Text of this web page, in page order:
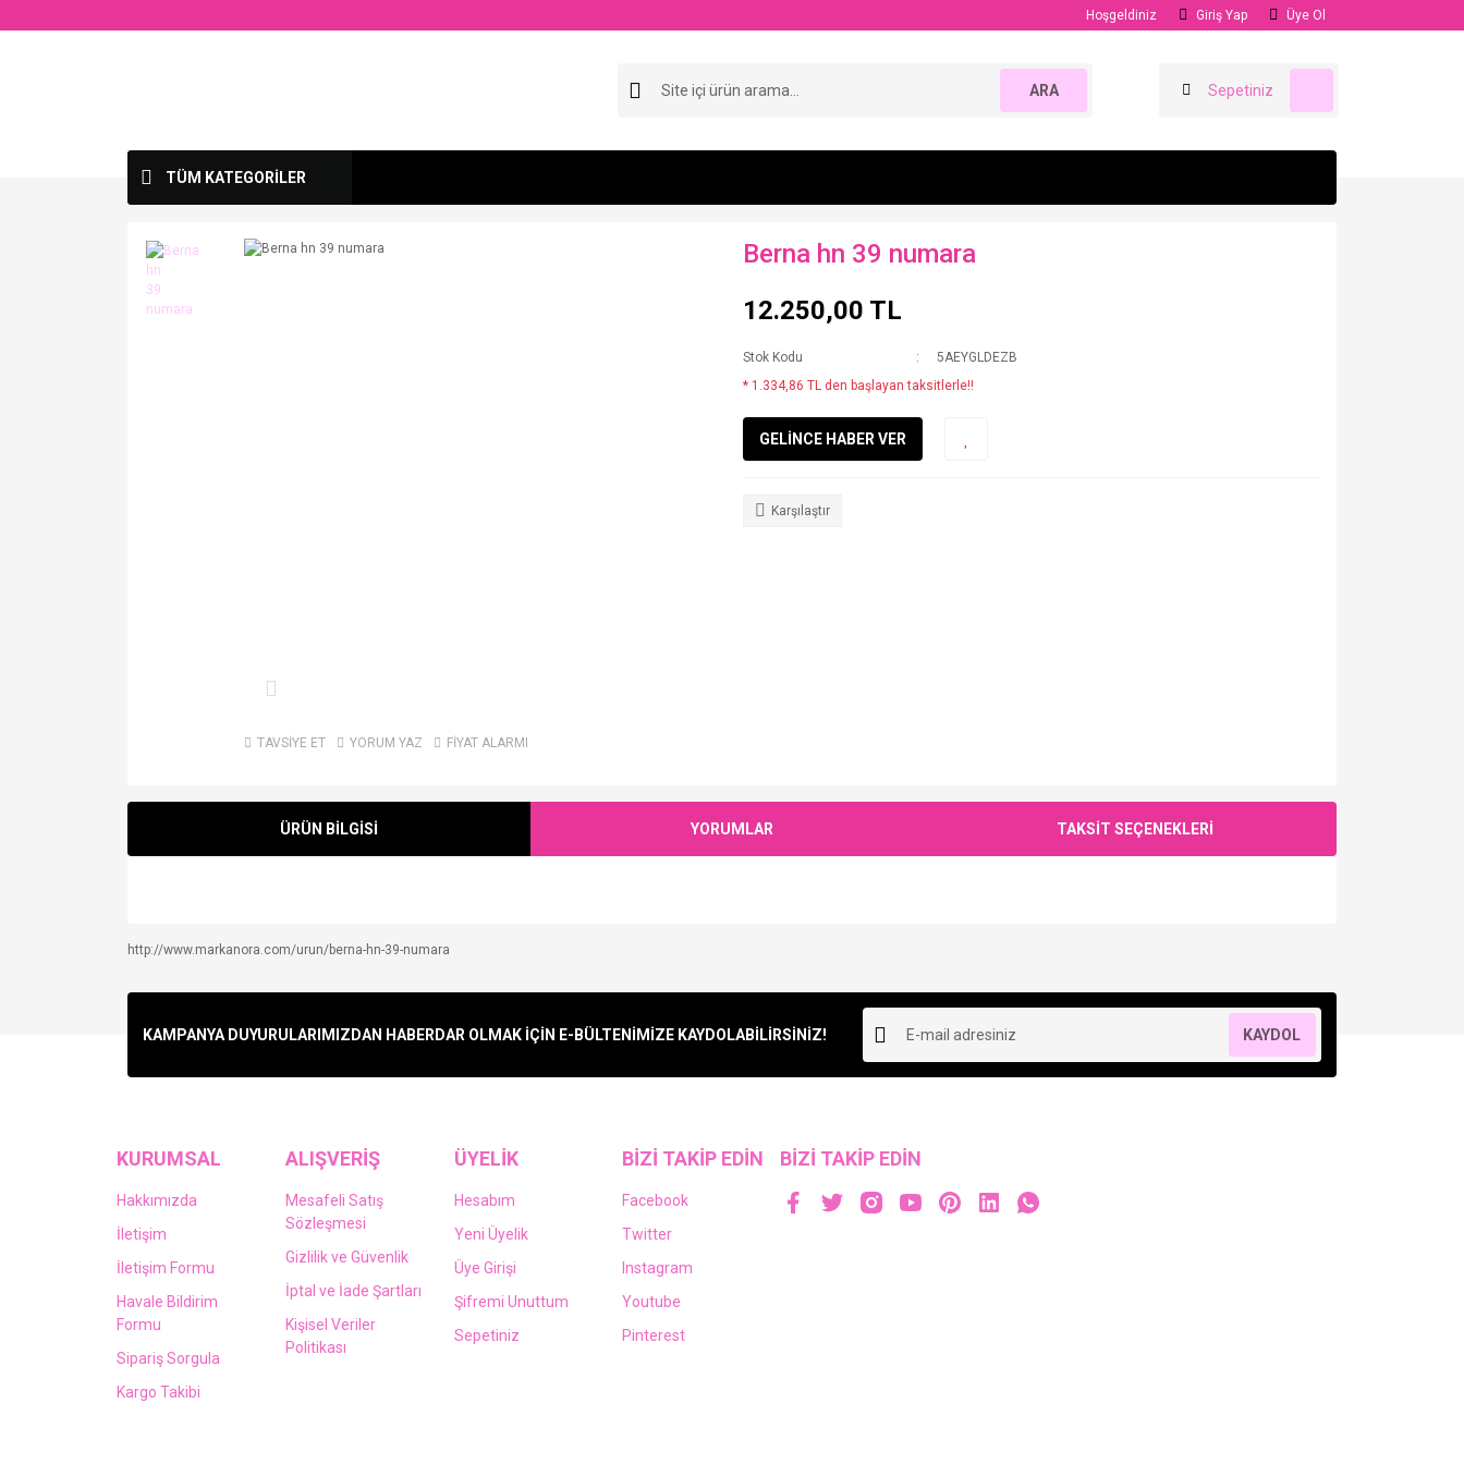
Hoşgeldiniz Giriş Yap Üye Ol
ARA Sepetiniz
TÜM KATEGORİLER
TAVSİYE ET YORUM YAZ FİYAT ALARMI
Berna hn 39 numara
12.250,00 TL
Stok Kodu
5AEYGLDEZB
* 1.334,86 TL den başlayan taksitlerle!!
GELİNCE HABER VER
Karşılaştır
ÜRÜN BİLGİSİ YORUMLAR TAKSİT SEÇENEKLERİ
Yorum Yaz
http://www.markanora.com/urun/berna-hn-39-numara
KAMPANYA DUYURULARIMIZDAN HABERDAR OLMAK İÇİN E-BÜLTENİMİZE KAYDOLABİLİRSİNİZ! KAYDOL
KURUMSAL
Hakkımızda
İletişim
İletişim Formu
Havale Bildirim
Formu
Sipariş Sorgula
Kargo Takibi
ALIŞVERİŞ
Mesafeli Satış
Sözleşmesi
Gizlilik ve Güvenlik
İptal ve İade Şartları
Kişisel Veriler
Politikası
ÜYELİK
Hesabım
Yeni Üyelik
Üye Girişi
Şifremi Unuttum
Sepetiniz
BİZİ TAKİP EDİN
Facebook
Twitter
Instagram
Youtube
Pinterest
BİZİ TAKİP EDİN